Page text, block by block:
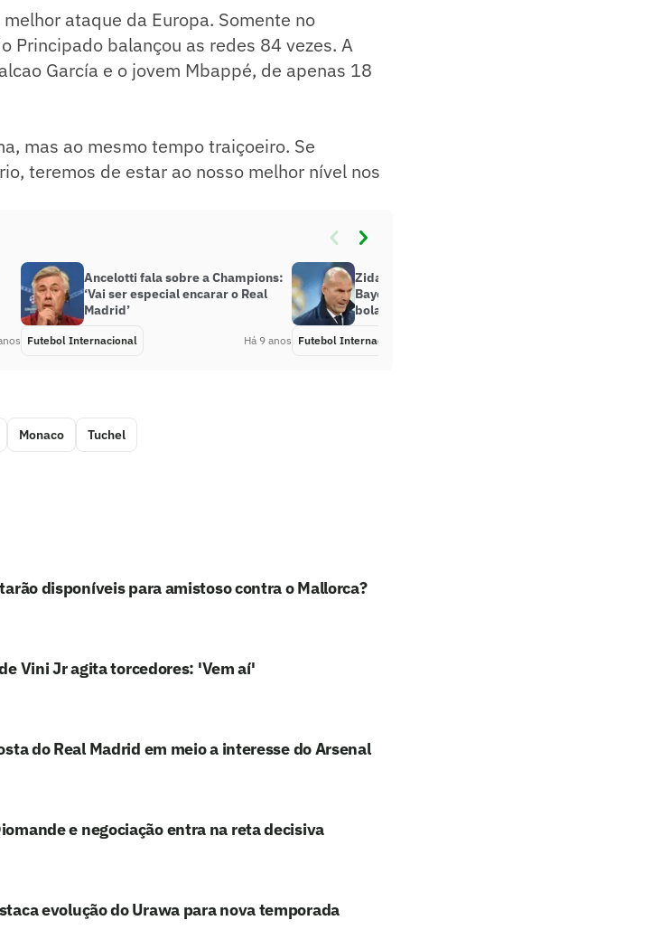
ataque da Europa. Somente no
Principado balançou as redes 84 vezes. A
García e o jovem Mbappé, de apenas 18
mas ao mesmo tempo traiçoeiro. Se
teremos de estar ao nosso melhor nível nos
Ancelotti fala sobre a Champions:
‘Vai ser especial encarar o Real
Madrid’
Futebol Internacional Há 9 anos
Zidane, sobre duelo contra o
Bayern: ‘Sabemos que não há
bolas quentes’
Futebol Internacional
Monaco Tuchel
disponíveis para amistoso contra o Mallorca?
Vini Jr agita torcedores: 'Vem aí'
do Real Madrid em meio a interesse do Arsenal
e negociação entra na reta decisiva
evolução do Urawa para nova temporada